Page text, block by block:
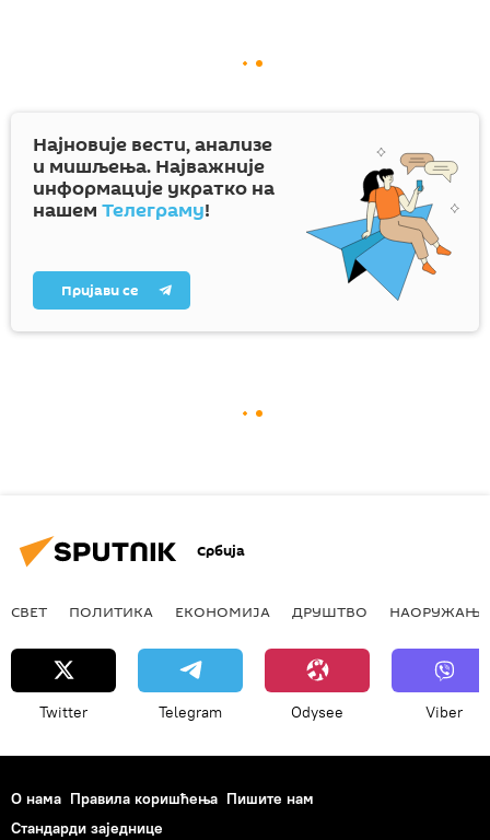
Најновије вести, анализе
и мишљења. Најважније
информације укратко на
нашем Телеграму!
Пријави се
Србија
СВЕТ ПОЛИТИКА ЕКОНОМИЈА ДРУШТВО НАОРУЖАЊЕ
Twitter Telegram Odysee Viber
О нама Правила коришћења Пишите нам
Стандарди заједнице